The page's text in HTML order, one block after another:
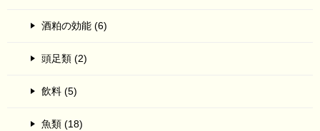
酒粕の効能 (6)
頭足類 (2)
飲料 (5)
魚類 (18)